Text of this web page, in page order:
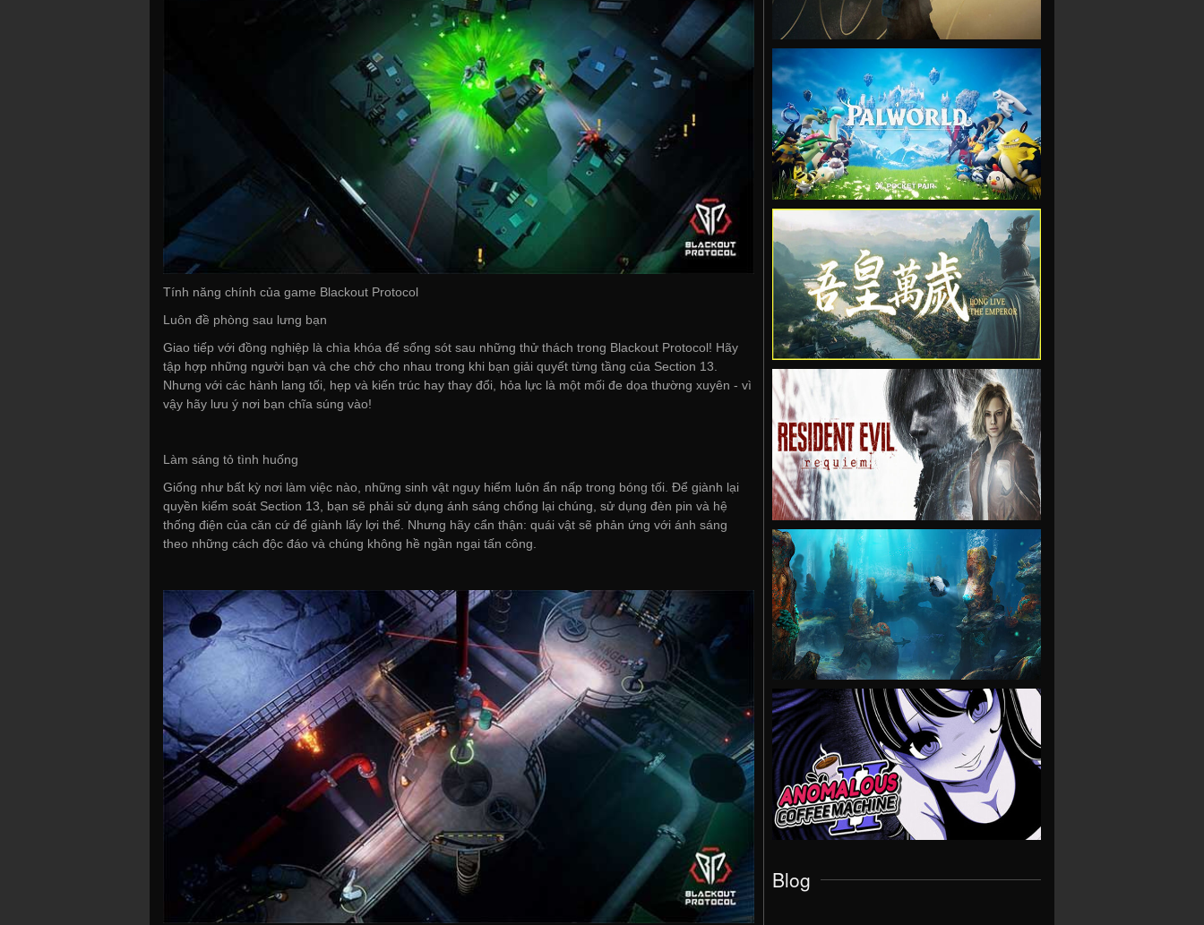
Tính năng chính của game Blackout Protocol
Luôn đề phòng sau lưng bạn
Giao tiếp với đồng nghiệp là chìa khóa để sống sót sau những thử thách trong Blackout Protocol! Hãy
tập hợp những người bạn và che chở cho nhau trong khi bạn giải quyết từng tầng của Section 13.
Nhưng với các hành lang tối, hẹp và kiến trúc hay thay đổi, hỏa lực là một mối đe dọa thường xuyên - vì
vậy hãy lưu ý nơi bạn chĩa súng vào!
Làm sáng tỏ tình huống
Giống như bất kỳ nơi làm việc nào, những sinh vật nguy hiểm luôn ẩn nấp trong bóng tối. Để giành lại
quyền kiểm soát Section 13, bạn sẽ phải sử dụng ánh sáng chống lại chúng, sử dụng đèn pin và hệ
thống điện của căn cứ để giành lấy lợi thế. Nhưng hãy cẩn thận: quái vật sẽ phản ứng với ánh sáng
theo những cách độc đáo và chúng không hề ngần ngại tấn công.
VIEW
VIEW
VIEW
VIEW
VIEW
Blog